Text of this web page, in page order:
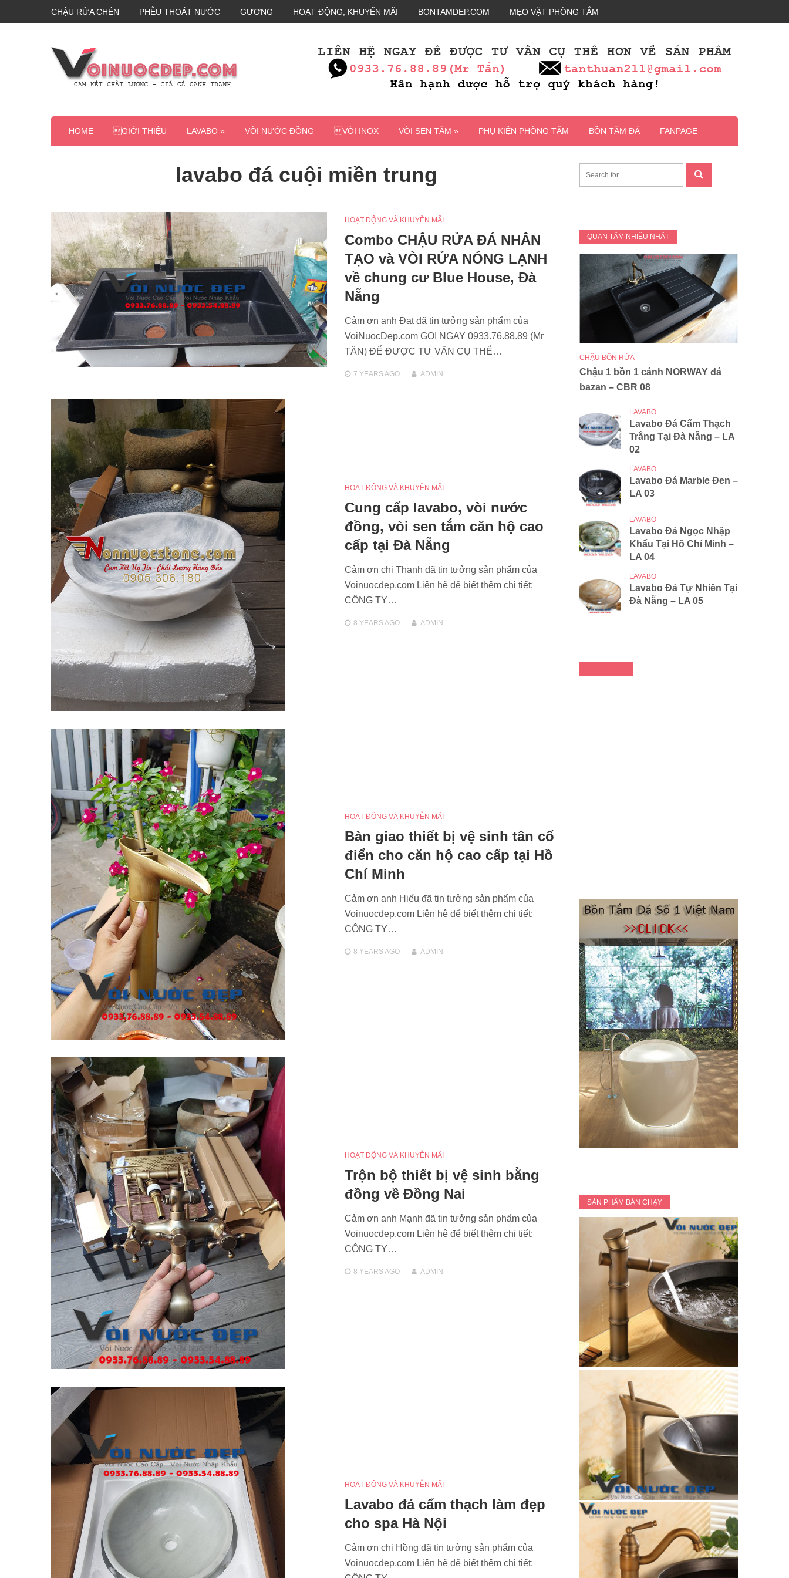
CHẬU RỬA CHÉN PHỄU THOÁT NƯỚC GƯƠNG HOẠT ĐỘNG, KHUYẾN MÃI BONTAMDEP.COM MẸO VẶT PHÒNG TẮM
HOME GIỚI THIỆU LAVABO » VÒI NƯỚC ĐỒNG VÒI INOX VÒI SEN TẮM » PHỤ KIỆN PHÒNG TẮM BỒN TẮM ĐÁ FANPAGE
lavabo đá cuội miền trung
HOẠT ĐỘNG VÀ KHUYỄN MÃI
Combo CHẬU RỬA ĐÁ NHÂN
TẠO và VÒI RỬA NÓNG LẠNH
về chung cư Blue House, Đà
Nẵng
Cảm ơn anh Đạt đã tin tưởng sản phẩm của
VoiNuocDep.com GỌI NGAY 0933.76.88.89 (Mr
TẤN) ĐỂ ĐƯỢC TƯ VẤN CỤ THỂ…
7 YEARSAGO ADMIN
HOẠT ĐỘNG VÀ KHUYỄN MÃI
Cung cấp lavabo, vòi nước
đồng, vòi sen tắm căn hộ cao
cấp tại Đà Nẵng
Cảm ơn chị Thanh đã tin tưởng sản phẩm của
Voinuocdep.com Liên hệ để biết thêm chi tiết:
CÔNG TY…
8 YEARSAGO ADMIN
HOẠT ĐỘNG VÀ KHUYỄN MÃI
Bàn giao thiết bị vệ sinh tân cổ
điển cho căn hộ cao cấp tại Hồ
Chí Minh
Cảm ơn anh Hiếu đã tin tưởng sản phẩm của
Voinuocdep.com Liên hệ để biết thêm chi tiết:
CÔNG TY…
8 YEARSAGO ADMIN
HOẠT ĐỘNG VÀ KHUYỄN MÃI
Trộn bộ thiết bị vệ sinh bằng
đồng về Đồng Nai
Cảm ơn anh Mạnh đã tin tưởng sản phẩm của
Voinuocdep.com Liên hệ để biết thêm chi tiết:
CÔNG TY…
8 YEARSAGO ADMIN
HOẠT ĐỘNG VÀ KHUYỄN MÃI
Lavabo đá cẩm thạch làm đẹp
cho spa Hà Nội
Cảm ơn chị Hồng đã tin tưởng sản phẩm của
Voinuocdep.com Liên hệ để biết thêm chi tiết:
QUAN TÂM NHIỀU NHẤT
CHẬU BỒN RỬA
Chậu 1 bồn 1 cánh NORWAY đá
bazan – CBR 08
LAVABO
Lavabo Đá Cẩm Thạch
Trắng Tại Đà Nẵng – LA
02
LAVABO
Lavabo Đá Marble Đen –
LA 03
LAVABO
Lavabo Đá Ngọc Nhập
Khẩu Tại Hồ Chí Minh –
LA 04
LAVABO
Lavabo Đá Tự Nhiên Tại
Đà Nẵng – LA 05
SẢN PHẨM BÁN CHẠY